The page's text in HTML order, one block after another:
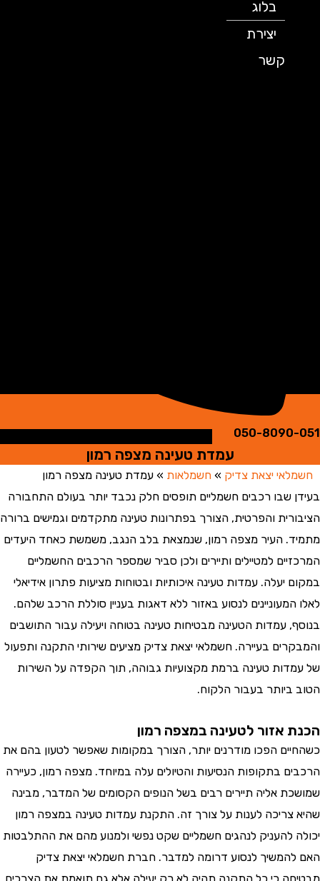
יצירת
קשר
050-
עמדת טעינה מצפה רמון
יצאת צדיק »חשמלאות»עמדת טעינה מצפה רמון
שבו רכבים חשמליים תופסים חלק נכבד יותר בעולם התחבורה
והפרטית, הצורך בפתרונות טעינה מתקדמים וגמישים ברורה
העיר מצפה רמון, שנמצאת בלב הנגב, משמשת כאחד היעדים
למטיילים ותיירים ולכן סביר שמספר הרכבים החשמליים
יעלה. עמדות טעינה איכותיות ובטוחות מציעות פתרון אידיאלי
לנסוע באזור ללא דאגות בעניין סוללת הרכב שלהם.
עמדות הטעינה מבטיחות טעינה בטוחה ויעילה עבור התושבים
בעיירה. חשמלאי יצאת צדיק מציעים שירותי התקנה ותפעול
טעינה ברמת מקצועיות גבוהה, תוך הקפדה על השירות
בעבור הלקוח.
אזור לטעינה במצפה רמון
הפכו מודרנים יותר, הצורך במקומות שאפשר לטעון בהם את
בתקופות הנסיעות והטיולים עלה במיוחד. מצפה רמון, כעיירה
אליה תיירים רבים בשל הנופים הקסומים של המדבר, מבינה
לענות על צורך זה. התקנת עמדות טעינה במצפה רמון
להעניק לנהגים חשמליים שקט נפשי ולמנוע מהם את ההתלבטות
לנסוע דרומה למדבר. חברת חשמלאי יצאת צדיק